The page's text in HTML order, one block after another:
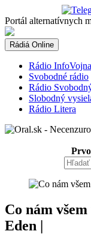
to
content
Portál alternatívnych
Rádiá Online
Rádio InfoVojna
Svobodné rádio
Rádio
Slobodný
Rádio Litera
Hľadať:
Co nám
Eden |